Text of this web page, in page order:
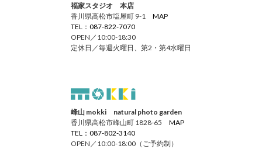
福家スタジオ 本店
香川県高松市塩屋町 9-1 MAP
TEL：087-822-7070
OPEN／10:00-18:30
定休日／毎週火曜日、第2・第4水曜日
峰山 mokki natural photo garden
香川県高松市峰山町 1828-65 MAP
TEL：087-802-3140
OPEN／10:00-18:00（ご予約制）